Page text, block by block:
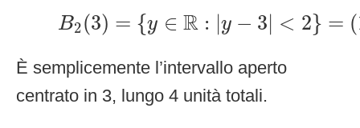
B2(3) = {y ∈ R : |y − 3| < 2} = (
B 3) {y ∈ : 3|< 2} =(1
È semplicemente l’intervallo aperto
centrato in 3, lungo 4 unità totali.